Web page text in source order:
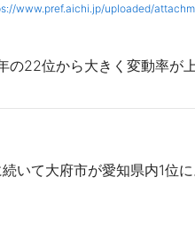
www.pref.aichi.jp/uploaded/
の22位から大きく変動率が
いて大府市が愛知県内1位